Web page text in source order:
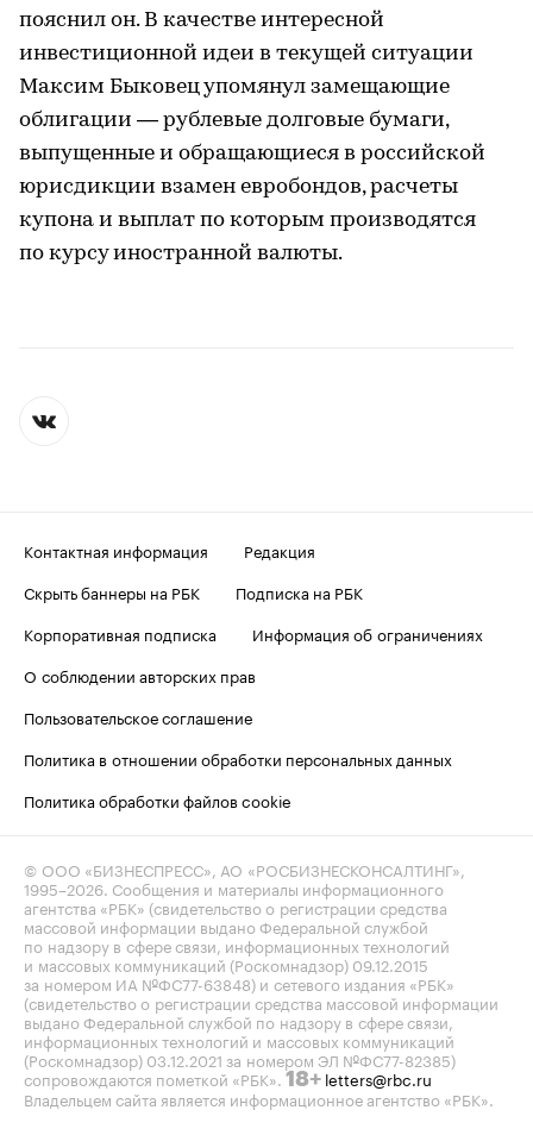
пояснил он. В качестве интересной
инвестиционной идеи в текущей ситуации
Максим Быковец упомянул замещающие
облигации — рублевые долговые бумаги,
выпущенные и обращающиеся в российской
юрисдикции взамен евробондов, расчеты
купона и выплат по которым производятся
по курсу иностранной валюты.
Контактная информация
Редакция
Скрыть баннеры на РБК
Подписка на РБК
Корпоративная подписка
Информация об ограничениях
О соблюдении авторских прав
Пользовательское соглашение
Политика в отношении обработки персональных данных
Политика обработки файлов cookie
© ООО «БИЗНЕСПРЕСС», АО «РОСБИЗНЕСКОНСАЛТИНГ»,
1995–2026. Сообщения и материалы информационного
агентства «РБК» (свидетельство о регистрации средства
массовой информации выдано Федеральной службой
по надзору в сфере связи, информационных технологий
и массовых коммуникаций (Роскомнадзор) 09.12.2015
за номером ИА №ФС77-63848) и сетевого издания «РБК»
(свидетельство о регистрации средства массовой информации
выдано Федеральной службой по надзору в сфере связи,
информационных технологий и массовых коммуникаций
(Роскомнадзор) 03.12.2021 за номером ЭЛ №ФС77-82385)
сопровождаются пометкой «РБК». 18+ letters@rbc.ru
Владельцем сайта является информационное агентство «РБК».